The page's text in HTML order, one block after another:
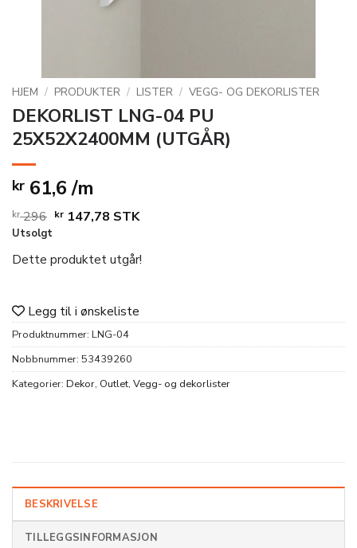
HJEM / PRODUKTER / LISTER / VEGG- OG DEKORLISTER
DEKORLIST LNG-04 PU
25X52X2400MM (UTGÅR)
kr 61,6 /m
kr296 Opprinnelig
var:
kr147,78Nåværende
er:
STK
Utsolgt
Dette produktet utgår!
Legg til i ønskeliste
Produktnummer: LNG-04
Nobbnummer: 53439260
Kategorier: Dekor, Outlet, Vegg- og dekorlister
BESKRIVELSE
TILLEGGSINFORMASJON